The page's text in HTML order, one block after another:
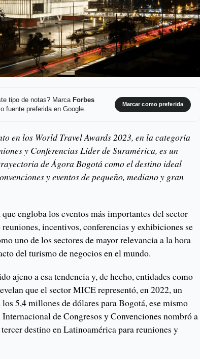
tipo de notas? Marca Forbes
fuente preferida en Google.
Marcar como preferida
en los World Travel Awards 2023, en la categoría
y Conferencias Líder de Suramérica, es un
de Ágora Bogotá como el destino ideal
y eventos de pequeño, mediano y gran
engloba los eventos más importantes del sector
incentivos, conferencias y exhibiciones se
uno de los sectores de mayor relevancia a la hora
del turismo de negocios en el mundo.
ajeno a esa tendencia y, de hecho, entidades como
que el sector MICE representó, en 2022, un
5,4 millones de dólares para Bogotá, ese mismo
de Congresos y Convenciones nombró a
destino en Latinoamérica para reuniones y